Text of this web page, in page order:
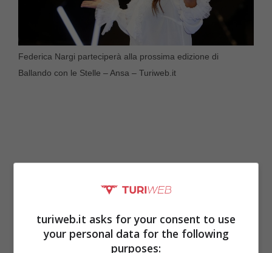
Federica Nargi parteciperà alla prossima edizione di
Ballando con le Stelle – Ansa – Turiweb.it
turiweb.it asks for your consent to use
your personal data for the following
purposes: